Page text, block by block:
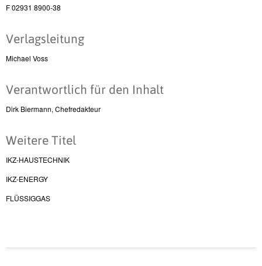
F 02931 8900-38
Verlagsleitung
Michael Voss
Verantwortlich für den Inhalt
Dirk Biermann, Chefredakteur
Weitere Titel
IKZ-HAUSTECHNIK
IKZ-ENERGY
FLÜSSIGGAS